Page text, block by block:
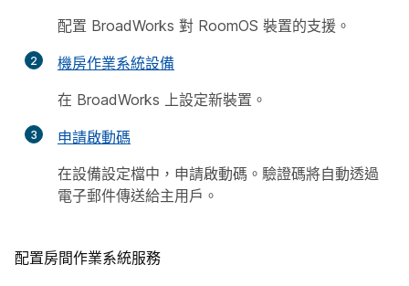
配置 BroadWorks 對 RoomOS 裝置的支援。
2
機房作業系統設備
在 BroadWorks 上設定新裝置。
3
申請啟動碼
在設備設定檔中，申請啟動碼。驗證碼將自動透過
電子郵件傳送給主用戶。
配置房間作業系統服務